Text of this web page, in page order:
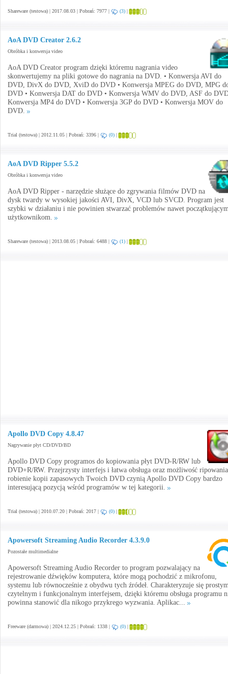
Shareware (testowa) | 2017.08.03 | Pobrań: 7977 | (3) |
AoA DVD Creator 2.6.2
Obróbka i konwersja video
AoA DVD Creator program dzięki któremu nagrania video
skonwertujemy na pliki gotowe do nagrania na DVD. • Konwersja AVI do
DVD, DivX do DVD, XviD do DVD • Konwersja MPEG do DVD, MPG
DVD • Konwersja DAT do DVD • Konwersja WMV do DVD, ASF do
Konwersja MP4 do DVD • Konwersja 3GP do DVD • Konwersja MOV do
DVD.
Trial (testowa) | 2012.11.05 | Pobrań: 3396 | (0) |
AoA DVD Ripper 5.5.2
Obróbka i konwersja video
AoA DVD Ripper - narzędzie służące do zgrywania filmów DVD na
dysk twardy w wysokiej jakości AVI, DivX, VCD lub SVCD. Program jest
szybki w działaniu i nie powinien stwarzać problemów nawet
użytkownikom.
Shareware (testowa) | 2013.08.05 | Pobrań: 6488 | (1) |
Apollo DVD Copy 4.8.47
Nagrywanie płyt CD/DVD/BD
Apollo DVD Copy programos do kopiowania płyt DVD-R/RW lub
DVD+R/RW. Przejrzysty interfejs i łatwa obsługa oraz możliwość
robienie kopii zapasowych Twoich DVD czynią Apollo DVD Copy bardzo
interesującą pozycją wśród programów w tej kategorii.
Trial (testowa) | 2010.07.20 | Pobrań: 2017 | (0) |
Apowersoft Streaming Audio Recorder 4.3.9.0
Pozostałe multimedialne
Apowersoft Streaming Audio Recorder to program pozwalający na
rejestrowanie dźwięków komputera, które mogą pochodzić z mikrofonu,
systemu lub równocześnie z obydwu tych źródeł. Charakteryzuje się
czytelnym i funkcjonalnym interfejsem, dzięki któremu obsługa programu
powinna stanowić dla nikogo przykrego wyzwania. Aplikac...
Freeware (darmowa) | 2024.12.25 | Pobrań: 1338 | (0) |